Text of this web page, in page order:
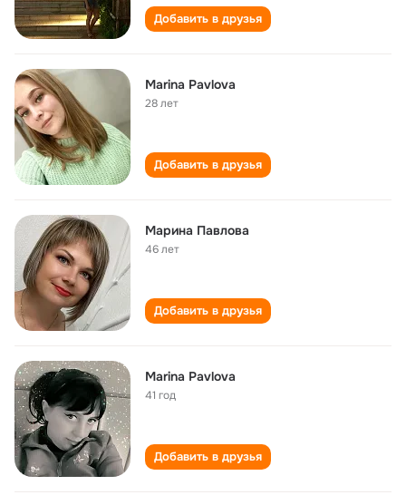
Добавить в друзья
Marina Pavlova
28 лет
Добавить в друзья
Марина Павлова
46 лет
Добавить в друзья
Marina Pavlova
41 год
Добавить в друзья